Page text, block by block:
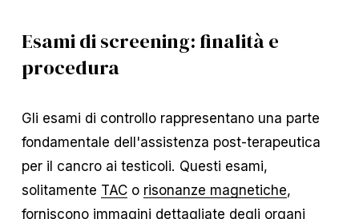
Esami di screening: finalità e
procedura
Gli esami di controllo rappresentano una parte
fondamentale dell'assistenza post-terapeutica
per il cancro ai testicoli. Questi esami,
solitamente TACo risonanze magnetiche,
forniscono immagini dettagliate degli organi